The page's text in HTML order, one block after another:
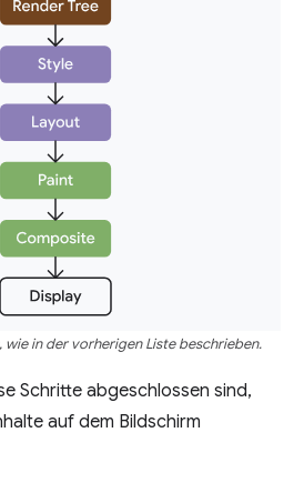
wie in der vorherigen Liste beschrieben.
Schritte abgeschlossen sind,
auf dem Bildschirm